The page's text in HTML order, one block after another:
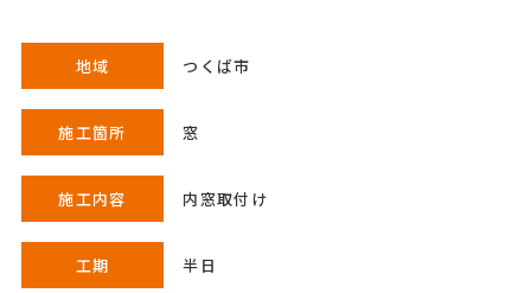
地域 つくば市
施工箇所 窓
施工内容 内窓取付け
工期 半日